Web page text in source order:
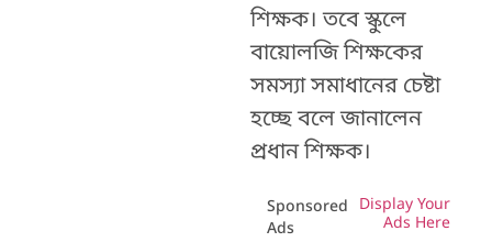
শিক্ষক। তবে স্কুলে
বায়োলজি শিক্ষকের
সমস্যা সমাধানের চেষ্টা
হচ্ছে বলে জানালেন
প্রধান শিক্ষক।
Sponsored
Ads
Display Your
Ads Here